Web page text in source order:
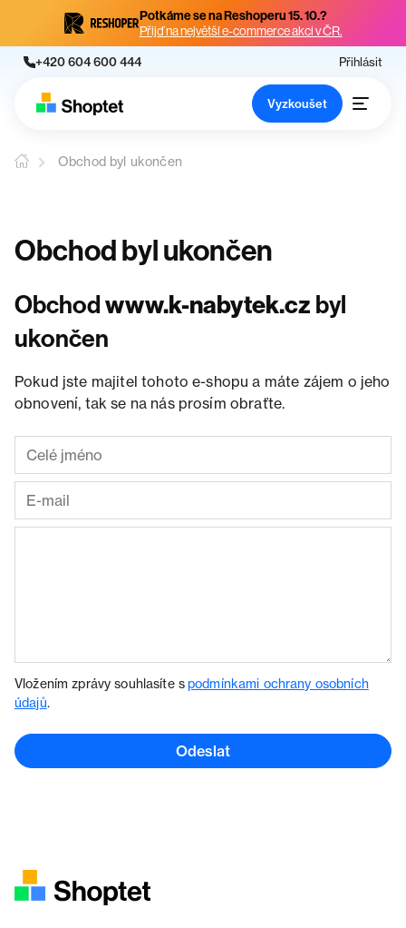
Potkáme se na Reshoperu 15. 10.?
Přijď na největší e-commerce akci v ČR.
+420 604 600 444 Přihlásit
Vyzkoušet
Obchod byl ukončen
Obchod byl ukončen
Obchodwww.k-nabytek.cz byl
ukončen
Pokud jste majitel tohoto e-shopu a máte zájem o jeho
obnovení, tak se na nás prosím obraťte.
Vložením zprávy souhlasíte spodmínkami ochrany osobních
údajů.
Odeslat